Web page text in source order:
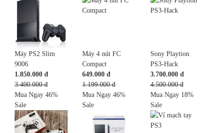
Máy PS2 Slim
9006
1.850.000 đ
3.400.000 đ
Mua Ngay 46%
Sale
Máy 4 nút FC
Compact
649.000 đ
1.199.000 đ
Mua Ngay 46%
Sale
Sony Playtion
PS3-Hack
3.700.000 đ
4.500.000 đ
Mua Ngay 18%
Sale